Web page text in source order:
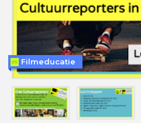
Filmeducatie